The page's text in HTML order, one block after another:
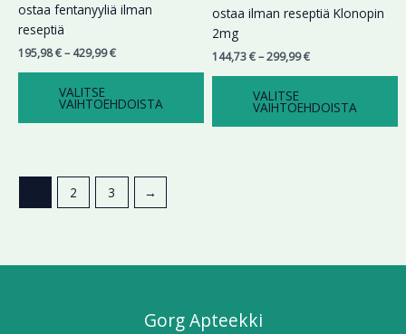
ostaa fentanyyliä ilman
reseptiä
195,98€– 429,99€
VALITSE
VAIHTOEHDOISTA
tehdä
valinnat
tuotteen
ostaa ilman reseptiä Klonopin
2mg
144,73€–299,99€
VALITSE
VAIHTOEHDOISTA
tehdä
valinnat
tuotteen
sivulla.
2 3 →
Gorg Apteekki